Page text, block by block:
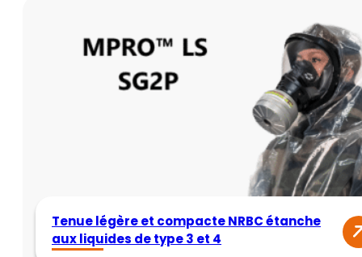
Tenue légère et compacte NRBC étanche
aux liquides de type 3 et 4